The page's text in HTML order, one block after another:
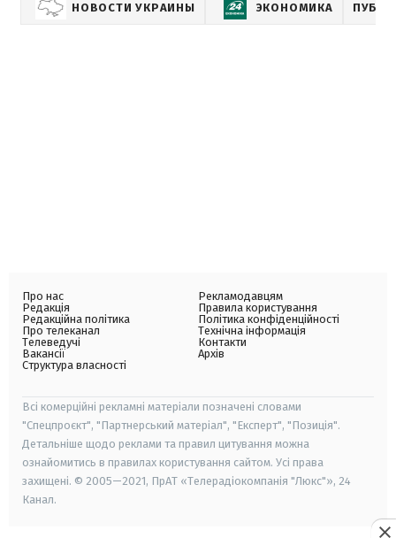
НОВОСТИ УКРАИНЫ ЭКОНОМИКА
Про нас
Редакція
Редакційна політика
Про телеканал
Телеведучі
Вакансії
Структура власності
Рекламодавцям
Правила користування
Політика конфіденційності
Технічна інформація
Контакти
Архів
Всі комерційні рекламні матеріали позначені словами
"Спецпроєкт", "Партнерський матеріал", "Експерт", "Позиція".
Детальніше щодо реклами та правил цитування можна
ознайомитись в правилах користування сайтом. Усі права
захищені. © 2005—2021, ПрАТ «Телерадіокомпанія "Люкс"», 24
Канал.